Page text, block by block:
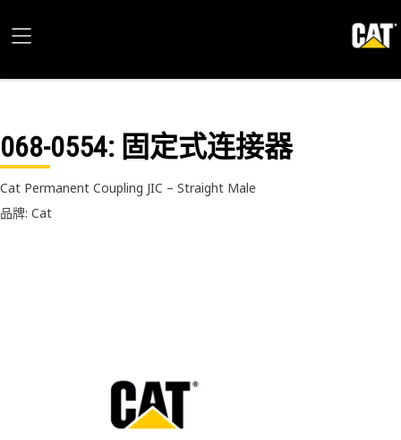
068-0554: 固定式连接器
Cat Permanent Coupling JIC – Straight Male
品牌: Cat